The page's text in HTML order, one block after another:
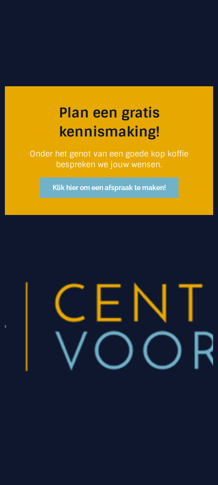
Plan een gratis
kennismaking!
Onder het genot van een goede kop koffie
bespreken we jouw wensen.
Klik hier om een afspraak te maken!